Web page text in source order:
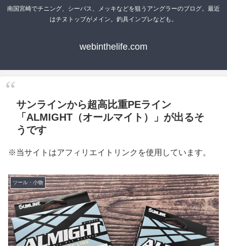
南国宮崎でチニング、シーバス、メッキなどを狙うアングラーのブログ。最近
はチヌトップがメイン。釣具インプレなども。
webinthelife.com
サンラインから超高比重PEライン
「ALMIGHT（オールマイト）」が出るそ
うです
※当サイトはアフィリエイトリンクを使用しています。
ツール・小物